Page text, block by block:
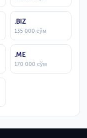
.BIZ
135 000 сўм
.ME
170 000 сўм